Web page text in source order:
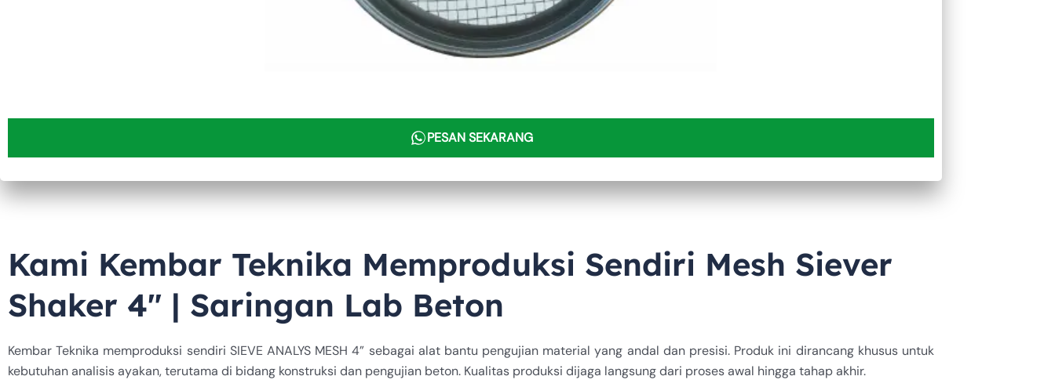
PESAN SEKARANG
Kami Kembar Teknika Memproduksi Sendiri Mesh Siever
Shaker 4″ | Saringan Lab Beton
Kembar Teknika memproduksi sendiri SIEVE ANALYS MESH 4” sebagai alat bantu pengujian material yang andal dan presisi. Produk ini dirancang khusus untuk
kebutuhan analisis ayakan, terutama di bidang konstruksi dan pengujian beton. Kualitas produksi dijaga langsung dari proses awal hingga tahap akhir.